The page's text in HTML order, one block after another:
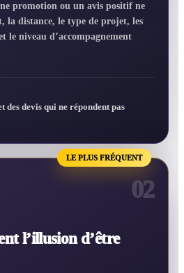
promotion ou un avis positif ne
la distance, le type de projet, les
le niveau d’accompagnement
des devis qui ne répondent pas
LE PLUS FRÉQUENT
02
l’illusion d’être